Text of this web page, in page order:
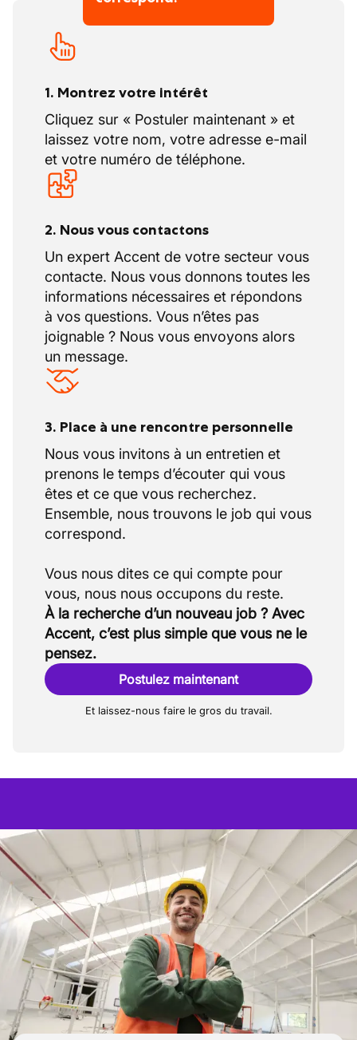
(CP124).
À cela s’ajoutent
l’horaire de 40 heures par semaine. Ces
jours de récupération sont planifiés en
fonction de l’organisation de l’entreprise
et selon les règles du secteur.
1. Montrez votre intérêt
Cliquez sur « Postuler maintenant » et
laissez votre nom, votre adresse e-mail
et votre numéro de téléphone.
2. Nous vous contactons
Un expert Accent de votre secteur vous
contacte. Nous vous donnons toutes les
informations nécessaires et répondons
à vos questions. Vous n’êtes pas
joignable ? Nous vous envoyons alors
un message.
3. Place à une rencontre personnelle
Nous vous invitons à un entretien et
prenons le temps d’écouter qui vous
êtes et ce que vous recherchez.
Ensemble, nous trouvons le job qui vous
correspond.
Vous nous dites ce qui compte pour
À la recherche d’un nouveau job ? Avec
Accent, c’est plus simple que vous ne le
pensez.
Postulez maintenant
Et laissez-nous faire le gros du travail.